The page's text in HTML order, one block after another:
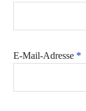
E-Mail-Adresse *